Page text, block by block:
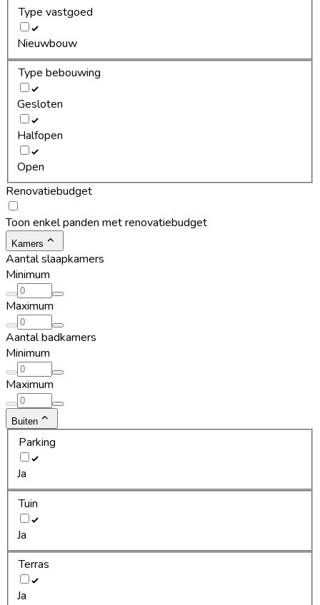
Type vastgoed
Nieuwbouw
Type bebouwing
Gesloten
Halfopen
Open
Renovatiebudget
Toon enkel panden met renovatiebudget
Kamers
Aantal slaapkamers
Minimum
Maximum
Aantal badkamers
Minimum
Maximum
Buiten
Parking
Ja
Tuin
Ja
Terras
Ja